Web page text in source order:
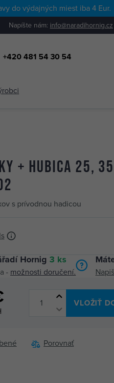
do výdajných miest iba 4 Eur.
Napíšte nám: info@naradihornig.cz
+420 481 54 30 54
+ hubica 25,
s prívodnou hadicou
Hornig 3 ks
- možnosti doručení.
VLOŽIŤ
Porovnať